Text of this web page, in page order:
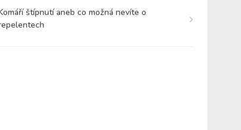
štípnutí aneb co možná nevíte o